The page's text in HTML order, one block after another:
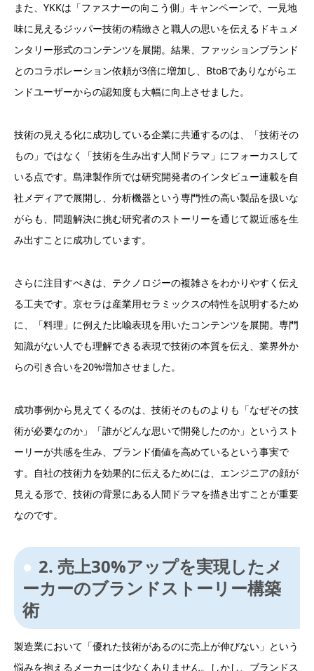
また、YKKは「ファスナーの向こう側」キャンペーンで、一見地
味に見えるジッパー技術の精緻さと職人の思いを伝えるドキュメ
ンタリー形式のコンテンツを展開。結果、ファッションブランド
とのコラボレーション依頼が3倍に増加し、BtoBでありながらエ
ンドユーザーからの認知度も大幅に向上させました。
技術の見える化に成功している企業に共通するのは、「技術その
もの」ではなく「技術を生み出す人間ドラマ」にフォーカスして
いる点です。島津製作所では研究開発者のインタビュー連載を自
社メディアで展開し、分析機器という専門性の高い製品を扱いな
がらも、問題解決に挑む研究者のストーリーを通じて親近感を生
み出すことに成功しています。
さらに注目すべきは、テクノロジーの複雑さをわかりやすく伝え
る工夫です。京セラは産業用セラミックスの特性を説明するため
に、「料理」に例えた比喩表現を用いたコンテンツを展開。専門
知識がない人でも理解できる表現で技術の本質を伝え、業界外か
らの引き合いを20%増加させました。
成功事例から見えてくるのは、技術そのものよりも「なぜその技
術が必要なのか」「誰がどんな思いで開発したのか」というスト
ーリーが共感を生み、ブランド価値を高めているという事実で
す。自社の技術力を効果的に伝えるためには、エンジニアの顔が
見える形で、技術の背景にある人間ドラマを描き出すことが重要
なのです。
2. 売上30%アップを実現したメ
ーカーのブランドストーリー構築
術
製造業において「優れた技術があるのに売上が伸びない」という
悩みを抱えるメーカーは少なくありません。しかし、ブランドス